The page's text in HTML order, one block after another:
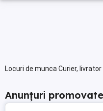
Locuri de munca Curier,
Anunțuri promovate